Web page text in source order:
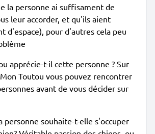
la personne ai suffisament de
leur accorder, et qu'ils aient
d'espace), pour d'autres cela peu
apprécie-t-il cette personne ? Sur
Toutou vous pouvez rencontrer
avant de vous décider sur
personne souhaite-t-elle s'occuper